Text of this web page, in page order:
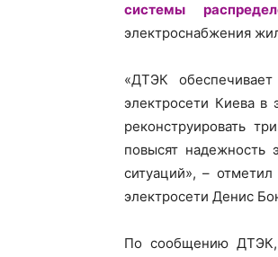
системы
электроснабжения
«ДТЭК
электросети Киева в
реконструировать
повысят надежность
ситуаций», –
электросети Денис
По сообщению ДТЭК,